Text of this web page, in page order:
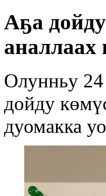
Аҕа
аналлаах
Олунньу
дойду
дуомакка